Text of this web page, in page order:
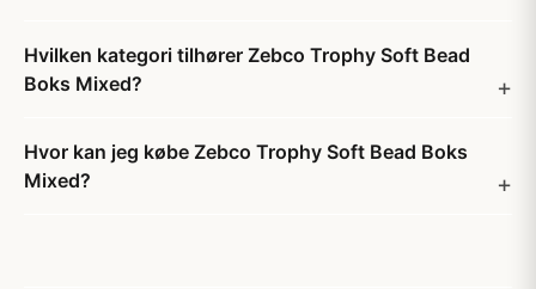
Hvilken kategori tilhører Zebco Trophy Soft Bead
Boks Mixed?
Hvor kan jeg købe Zebco Trophy Soft Bead Boks
Mixed?